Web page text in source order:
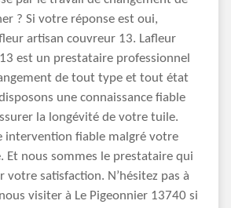
? Si votre réponse est oui,
artisan couvreur 13. Lafleur
est un prestataire professionnel
de tout type et tout état
une connaissance fiable
la longévité de votre tuile.
intervention fiable malgré votre
Et nous sommes le prestataire qui
votre satisfaction. N’hésitez pas à
visiter à Le Pigeonnier 13740 si